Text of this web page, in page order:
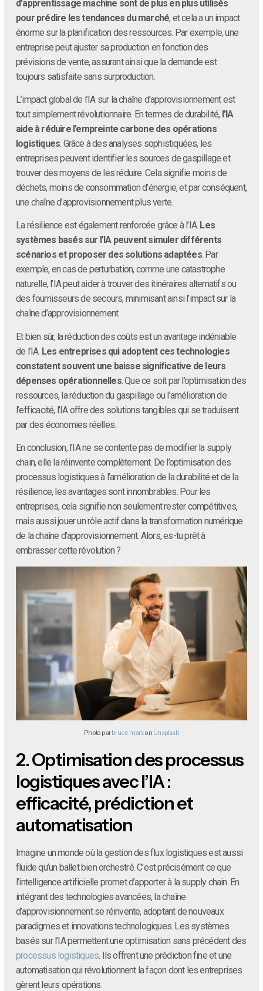
d’apprentissage machine sont de plus en plus utilisés
pour prédire les tendances du marché, et cela a un impact
énorme sur la planification des ressources. Par exemple, une
entreprise peut ajuster sa production en fonction des
prévisions de vente, assurant ainsi que la demande est
toujours satisfaite sans surproduction.
L’impact global de l’IA sur la chaîne d’approvisionnement est
tout simplement révolutionnaire. En termes de durabilité, l’IA
aide à réduire l’empreinte carbone des opérations
logistiques. Grâce à des analyses sophistiquées, les
entreprises peuvent identifier les sources de gaspillage et
trouver des moyens de les réduire. Cela signifie moins de
déchets, moins de consommation d’énergie, et par conséquent,
une chaîne d’approvisionnement plus verte.
La résilience est également renforcée grâce à l’IA. Les
systèmes basés sur l’IA peuvent simuler différents
scénarios et proposer des solutions adaptées. Par
exemple, en cas de perturbation, comme une catastrophe
naturelle, l’IA peut aider à trouver des itinéraires alternatifs ou
des fournisseurs de secours, minimisant ainsi l’impact sur la
chaîne d’approvisionnement.
Et bien sûr, la réduction des coûts est un avantage indéniable
de l’IA. Les entreprises qui adoptent ces technologies
constatent souvent une baisse significative de leurs
dépenses opérationnelles. Que ce soit par l’optimisation des
ressources, la réduction du gaspillage ou l’amélioration de
l’efficacité, l’IA offre des solutions tangibles qui se traduisent
par des économies réelles.
En conclusion, l’IA ne se contente pas de modifier la supply
chain, elle la réinvente complètement. De l’optimisation des
processus logistiques à l’amélioration de la durabilité et de la
résilience, les avantages sont innombrables. Pour les
entreprises, cela signifie non seulement rester compétitives,
mais aussi jouer un rôle actif dans la transformation numérique
de la chaîne d’approvisionnement. Alors, es-tu prêt à
embrasser cette révolution ?
Photo par bruce marson Unsplash
2.Optimisation des processus
logistiques avec l’IA :
efficacité, prédiction et
automatisation
Imagine un monde où la gestion des flux logistiques est aussi
fluide qu’un ballet bien orchestré. C’est précisément ce que
l’intelligence artificielle promet d’apporter à la supply chain. En
intégrant des technologies avancées, la chaîne
d’approvisionnement se réinvente, adoptant de nouveaux
paradigmes et innovations technologiques. Les systèmes
basés sur l’IA permettent une optimisation sans précédent des
processus logistiques . Ils offrent une prédiction fine et une
automatisation qui révolutionnent la façon dont les entreprises
gèrent leurs opérations.